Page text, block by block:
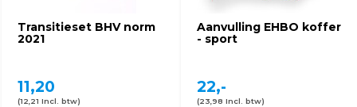
Transitieset BHV norm
2021
11,20
(12,21 Incl. btw)
Aanvulling EHBO koffer
- sport
22,-
(23,98 Incl. btw)